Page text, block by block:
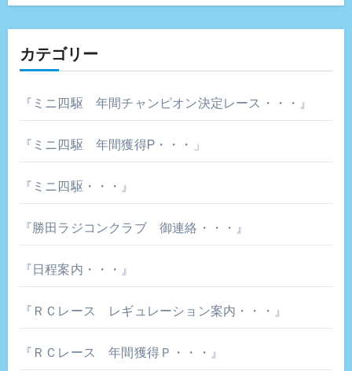
カテゴリー
『ミニ四駆 年間チャンピオン決定レース・・・』
『ミニ四駆 年間獲得P・・・」
『ミニ四駆・・・』
『勝田ラジコンクラブ 御連絡・・・』
『日程案内・・・』
『ＲＣレース レギュレーション案内・・・』
『ＲＣレース 年間獲得Ｐ・・・』